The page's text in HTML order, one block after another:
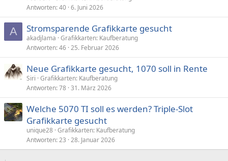
Antworten 40 6. Juni 2026
A Stromsparende Grafikkarte gesucht
akadjlama Grafikkarten: Kaufberatung
Antworten 46 25. Februar 2026
Neue Grafikkarte gesucht, 1070 soll in Rente
Siri Grafikkarten: Kaufberatung
Antworten 78 31. März 2026
Welche 5070 TI soll es werden? Triple-Slot
Grafikkarte gesucht
unique28 Grafikkarten: Kaufberatung
Antworten 23 28. Januar 2026